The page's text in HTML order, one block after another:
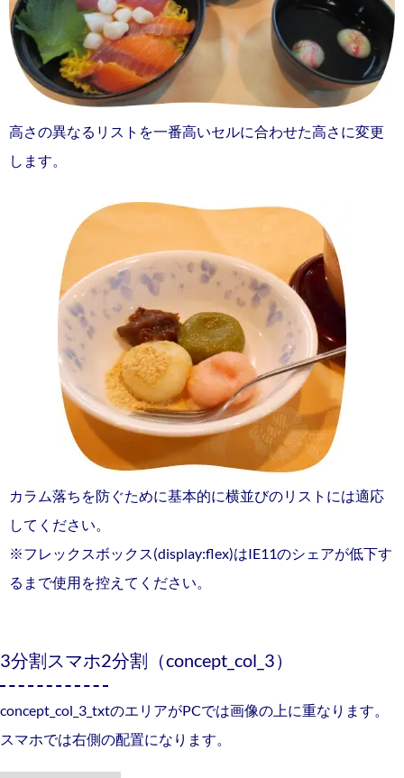
高さの異なるリストを一番高いセルに合わせた高さに変更
します。
カラム落ちを防ぐために基本的に横並びのリストには適応
してください。
※フレックスボックス(display:flex)はIE11のシェアが低下す
るまで使用を控えてください。
3分割スマホ2分割（concept_col_3）
concept_col_3_txtのエリアがPCでは画像の上に重なります。
スマホでは右側の配置になります。